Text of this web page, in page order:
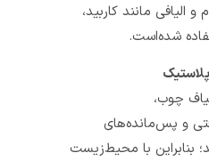
کاربید،
با محیط­‌زیست